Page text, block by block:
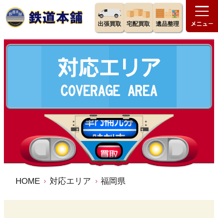
出張買取 宅配買取 遺品整理
HOME 対応エリア 福岡県